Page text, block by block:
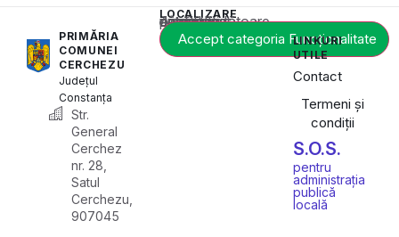
PRIMĂRIA
COMUNEI
CERCHEZU
Județul
Constanța
Str.
General
Cerchez
nr. 28,
Satul
Cerchezu,
907045
LOCALIZARE
Acest conținut este blocat până când acceptați categoria corespunzătoare de cookie-uri.
Accept categoria Funcționalitate
LINKURI
UTILE
Contact
Termeni și
condiții
S.O.S.
pentru
administrația
publică
locală